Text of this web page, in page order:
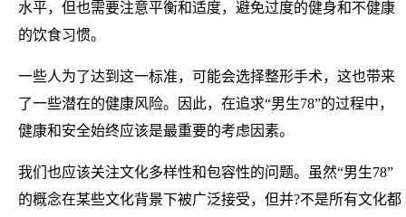
水平，但也需要注意平衡和适度，避免过度的健身和不健康
的饮食习惯。
一些人为了达到这一标准，可能会选择整形手术，这也带来
了一些潜在的健康风险。因此，在追求“男生78”的过程中，
健康和安全始终应该是最重要的考虑因素。
我们也应该关注文化多样性和包容性的问题。虽然“男生78”
的概念在某些文化背景下被广泛接受，但并?不是所有文化都